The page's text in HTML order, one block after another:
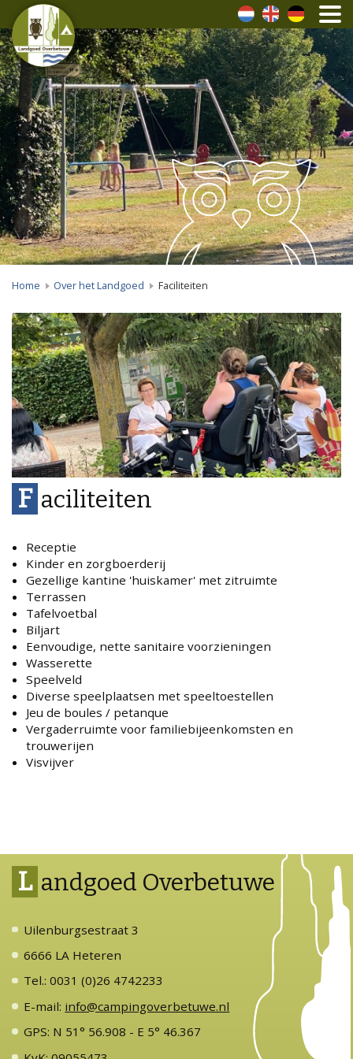
Duits
Engels
Nederlands
Home Over het Landgoed Faciliteiten
F aciliteiten
Receptie
Kinder en zorgboerderij
Gezellige kantine 'huiskamer' met zitruimte
Terrassen
Tafelvoetbal
Biljart
Eenvoudige, nette sanitaire voorzieningen
Wasserette
Speelveld
Diverse speelplaatsen met speeltoestellen
Jeu de boules / petanque
Vergaderruimte voor familiebijeenkomsten en
trouwerijen
Visvijver
L andgoed Overbetuwe
Uilenburgsestraat 3
6666 LA Heteren
Tel.: 0031 (0)26 4742233
E-mail: info@campingoverbetuwe.nl
GPS: N 51° 56.908 - E 5° 46.367